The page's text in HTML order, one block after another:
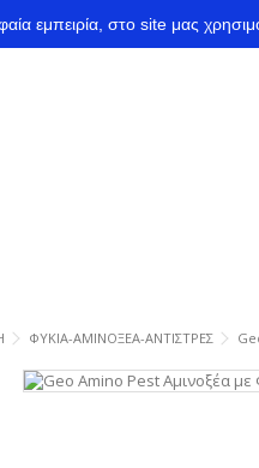
ΦΥΚΙΑ-ΑΜΙΝΟΞΕΑ-ΑΝΤΙΣΤΡΕΣ
εμπειρία, στο site μας